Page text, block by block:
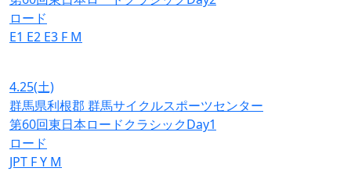
ロード
E1 E2 E3 F M
4.25(土)
群馬県利根郡 群馬サイクルスポーツセンター
第60回東日本ロードクラシックDay1
ロード
JPT FY M